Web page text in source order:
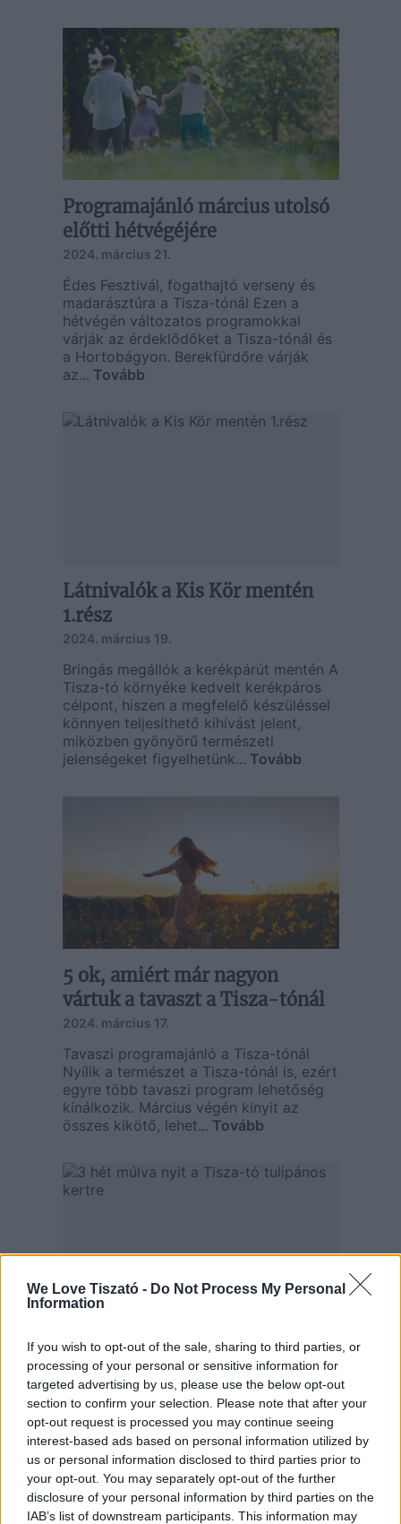
We Love Tiszató - Do Not Process My Personal
Information
If you wish to opt-out of the sale, sharing to third parties, or
processing of your personal or sensitive information for
targeted advertising by us, please use the below opt-out
section to confirm your selection. Please note that after your
opt-out request is processed you may continue seeing
interest-based ads based on personal information utilized by
us or personal information disclosed to third parties prior to
your opt-out. You may separately opt-out of the further
disclosure of your personal information by third parties on the
IAB’s list of downstream participants. This information may
Programajánló március utolsó
előtti hétvégéjére
2024. március 21.
Édes Fesztivál, fogathajtó verseny és
madarásztúra a Tisza-tónál Ezen a
hétvégén változatos programokkal
várják az érdeklődőket a Tisza-tónál és
a Hortobágyon. Berekfürdőre várják
az... Tovább
Látnivalók a Kis Kör mentén
1.rész
2024. március 19.
Bringás megállók a kerékpárút mentén A
Tisza-tó környéke kedvelt kerékpáros
célpont, hiszen a megfelelő készüléssel
könnyen teljesíthető kihívást jelent,
miközben gyönyörű természeti
jelenségeket figyelhetünk... Tovább
5 ok, amiért már nagyon
vártuk a tavaszt a Tisza-tónál
2024. március 17.
Tavaszi programajánló a Tisza-tónál
Nyílik a természet a Tisza-tónál is, ezért
egyre több tavaszi program lehetőség
kínálkozik. Március végén kinyit az
összes kikötő, lehet... Tovább
3 hét múlva nyit a Tisza-tó
tulipános kertre
2024. március 15.
Virágszüret a TulipGardenben Az
Abádszalók határában található
TulipGarden Tisza-tó a tavalyi hatalmas
siker után 2024. április 5-től újra
tulipánszüretet szervez és most a
szezonban... Tovább